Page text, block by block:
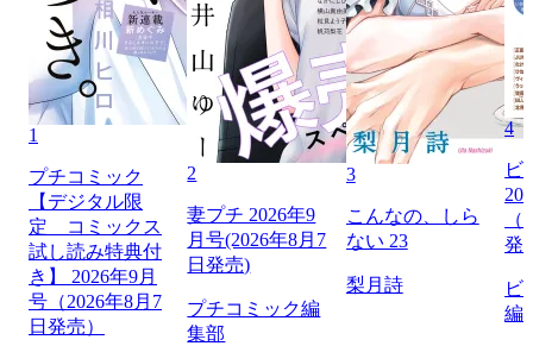
1
プチコミック
【デジタル限
定 コミックス
試し読み特典付
き】 2026年9月
号（2026年8月7
日発売）
2
妻プチ 2026年9
月号(2026年8月7
日発売)
プチコミック編
集部
3
こんなの、しら
ない 23
梨月詩
4
ビ
発
ビ
編